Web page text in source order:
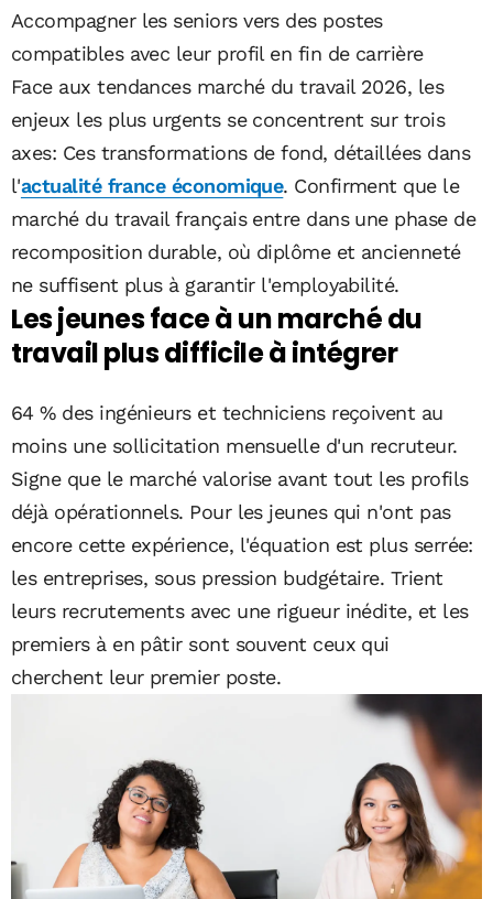
Accompagner les seniors vers des postes
compatibles avec leur profil en fin de carrière
Face aux tendances marché du travail 2026, les
enjeux les plus urgents se concentrent sur trois
axes: Ces transformations de fond, détaillées dans
l'actualité france économique. Confirment que le
marché du travail français entre dans une phase de
recomposition durable, où diplôme et ancienneté
ne suffisent plus à garantir l'employabilité.
Les jeunes face à un marché du
travail plus difficile à intégrer
64 % des ingénieurs et techniciens reçoivent au
moins une sollicitation mensuelle d'un recruteur.
Signe que le marché valorise avant tout les profils
déjà opérationnels. Pour les jeunes qui n'ont pas
encore cette expérience, l'équation est plus serrée:
les entreprises, sous pression budgétaire. Trient
leurs recrutements avec une rigueur inédite, et les
premiers à en pâtir sont souvent ceux qui
cherchent leur premier poste.